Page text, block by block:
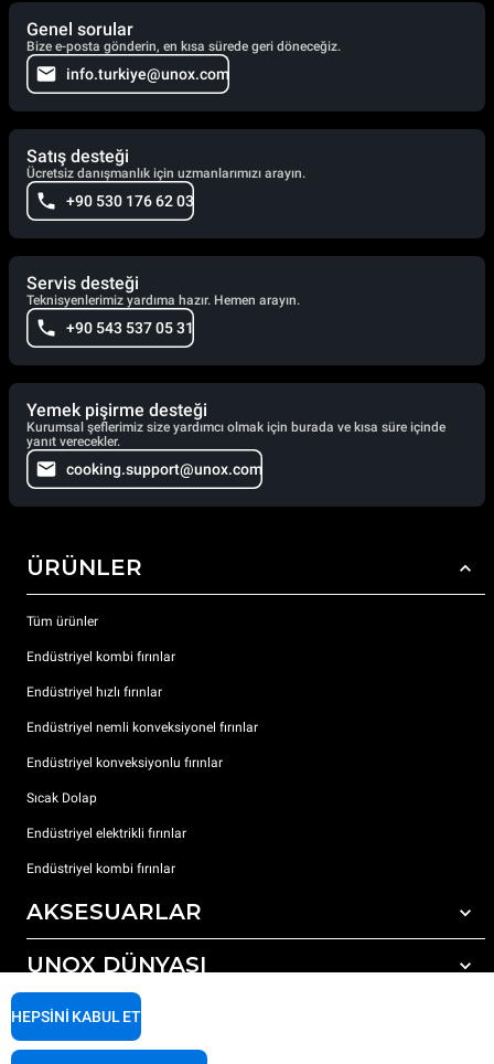
Genel sorular
Bize e-posta gönderin, en kısa sürede geri döneceğiz.
info.turkiye@unox.com
Satış desteği
Ücretsiz danışmanlık için uzmanlarımızı arayın.
+90 530 176 62 03
Servis desteği
Teknisyenlerimiz yardıma hazır. Hemen arayın.
+90 543 537 05 31
Yemek pişirme desteği
Kurumsal şeflerimiz size yardımcı olmak için burada ve kısa süre içinde
yanıt verecekler.
cooking.support@unox.com
ÜRÜNLER
Tüm ürünler
Endüstriyel kombi fırınlar
Endüstriyel hızlı fırınlar
Endüstriyel nemli konveksiyonel fırınlar
Endüstriyel konveksiyonlu fırınlar
Sıcak Dolap
Endüstriyel elektrikli fırınlar
Endüstriyel kombi fırınlar
AKSESUARLAR
Tüm aksesuarlar
Otomatik yıkama için deterjanlar
Elle yıkama için deterjanlar
UNOX DÜNYASI
Dünyadaki ofislerimizx
DESTEK
HEPSINI KABUL ET